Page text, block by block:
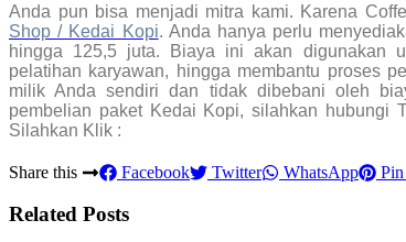
Anda pun bisa menjadi mitra kami. Karena
Shop / Kedai Kopi. Anda hanya perlu
hingga 125,5 juta. Biaya ini akan digunakan
pelatihan karyawan, hingga membantu proses
milik Anda sendiri dan tidak dibebani oleh
pembelian paket Kedai Kopi, silahkan hubungi
Silahkan Klik :
Share this Facebook Twitter WhatsApp
Related Posts